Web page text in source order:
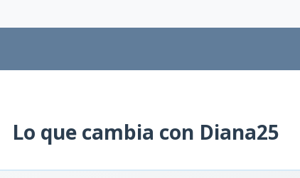
Lo que cambia con Diana25